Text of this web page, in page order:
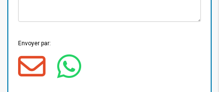
Envoyer par: